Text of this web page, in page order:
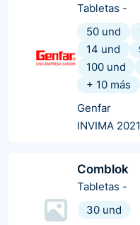
Tabletas -
50 und
14 und
100 und
+ 10 más
Genfar
INVIMA
Comblok
Tabletas -
30 und